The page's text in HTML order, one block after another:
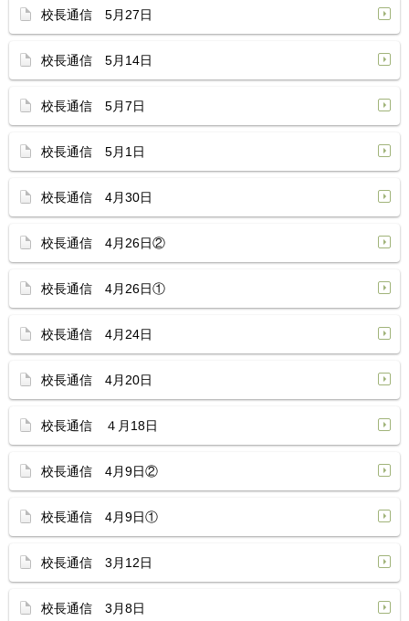
校長通信 5月27日
校長通信 5月14日
校長通信 5月7日
校長通信 5月1日
校長通信 4月30日
校長通信 4月26日②
校長通信 4月26日①
校長通信 4月24日
校長通信 4月20日
校長通信 ４月18日
校長通信 4月9日②
校長通信 4月9日①
校長通信 3月12日
校長通信 3月8日